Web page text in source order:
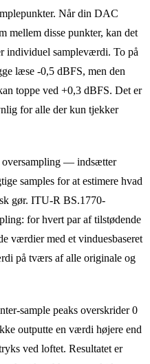
Når din DAC
mellem disse punkter, kan det
individuel sampleværdi. To på
læse -0,5 dBFS, men den
toppe ved +0,3 dBFS. Det er
for alle der kun tjekker
oversampling — indsætter
samples for at estimere hvad
gør. ITU-R BS.1770-
for hvert par af tilstødende
værdier med et vinduesbaseret
på tværs af alle originale og
sample peaks overskrider 0
outputte en værdi højere end
ved loftet. Resultatet er